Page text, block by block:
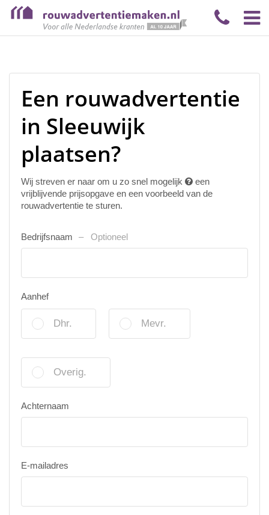
Een rouwadvertentie
in Sleeuwijk
plaatsen?
Wij streven er naar om u zo snel mogelijk
een
vrijblijvende prijsopgave en een voorbeeld van de
rouwadvertentie te sturen.
Bedrijfsnaam Optioneel
Aanhef
Dhr. Mevr.
Overig.
Achternaam
E-mailadres